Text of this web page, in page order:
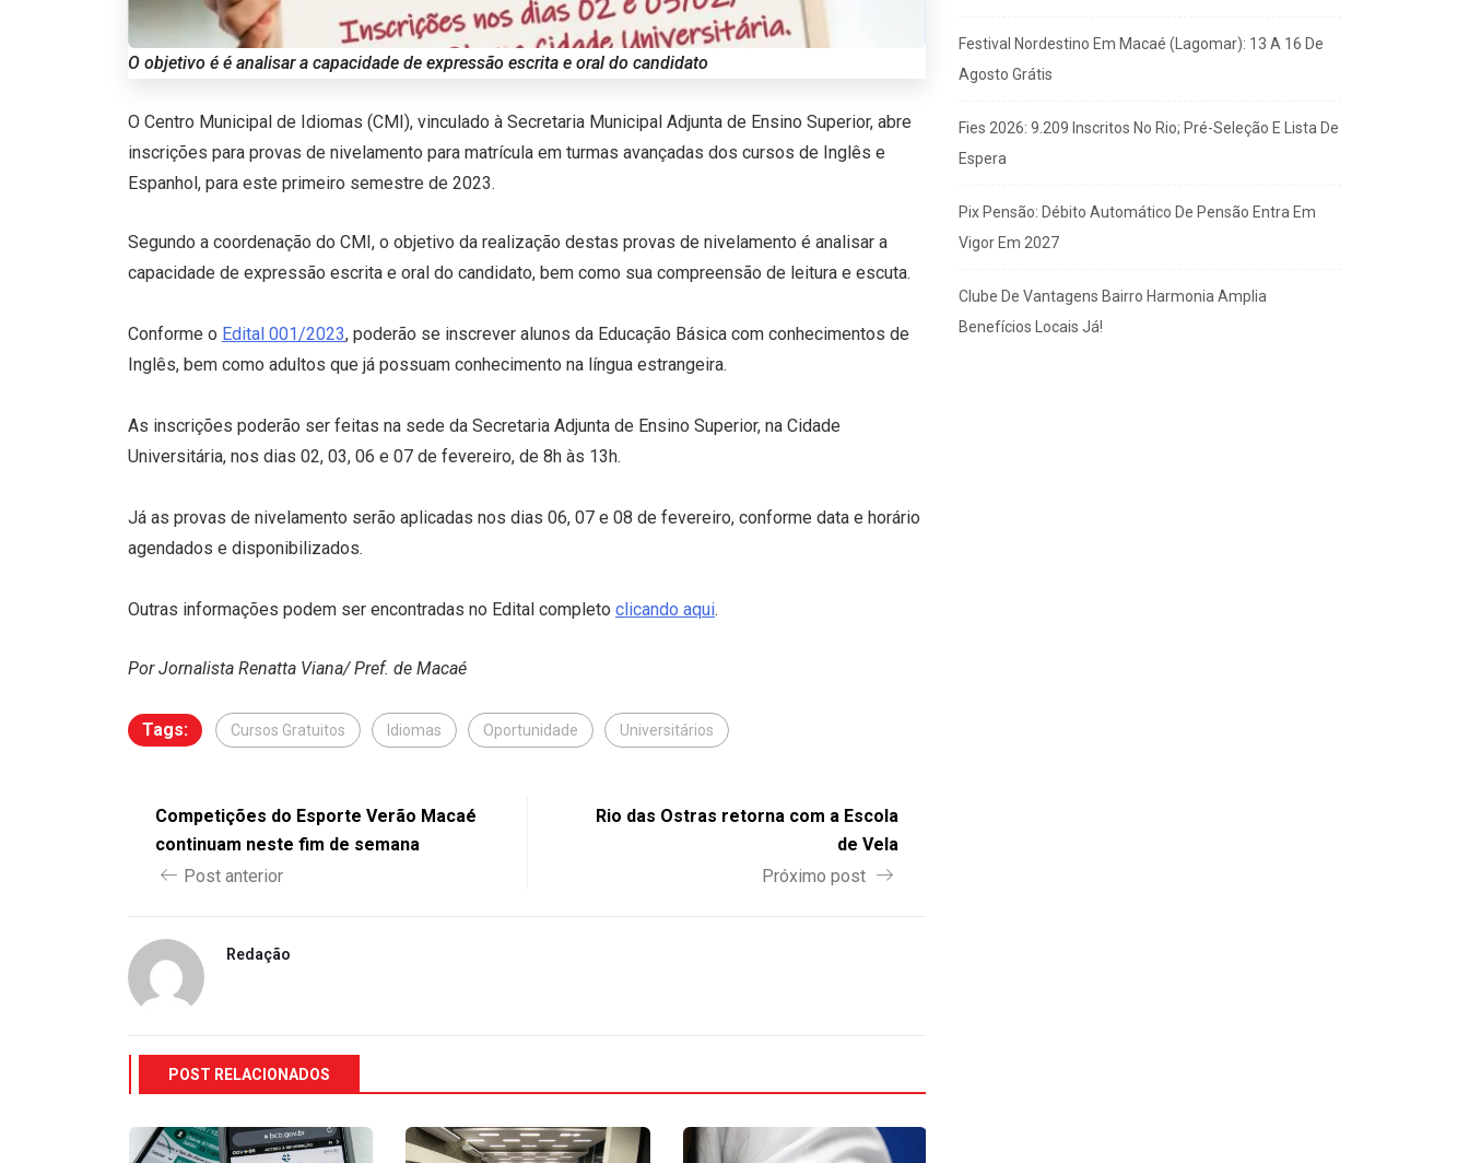
O objetivo é é analisar a capacidade de expressão escrita e oral do candidato
O Centro Municipal de Idiomas (CMI), vinculado à Secretaria Municipal Adjunta de Ensino Superior, abre
inscrições para provas de nivelamento para matrícula em turmas avançadas dos cursos de Inglês e
Espanhol, para este primeiro semestre de 2023.
Segundo a coordenação do CMI, o objetivo da realização destas provas de nivelamento é analisar a
capacidade de expressão escrita e oral do candidato, bem como sua compreensão de leitura e escuta.
Conforme o Edital 001/2023, poderão se inscrever alunos da Educação Básica com conhecimentos de
Inglês, bem como adultos que já possuam conhecimento na língua estrangeira.
As inscrições poderão ser feitas na sede da Secretaria Adjunta de Ensino Superior, na Cidade
Universitária, nos dias 02, 03, 06 e 07 de fevereiro, de 8h às 13h.
Já as provas de nivelamento serão aplicadas nos dias 06, 07 e 08 de fevereiro, conforme data e horário
agendados e disponibilizados.
Outras informações podem ser encontradas no Edital completo clicando aqui.
Por Jornalista Renatta Viana/ Pref. de Macaé
Tags: Cursos Gratuitos Idiomas Oportunidade Universitários
Competições do Esporte Verão Macaé
continuam neste fim de semana
Post anterior
Rio das Ostras retorna com a Escola
de Vela
Próximo post
Redação
POST RELACIONADOS
Festival Nordestino Em Macaé (Lagomar): 13 A 16 De
Agosto Grátis
Fies 2026: 9.209 Inscritos No Rio; Pré-Seleção E Lista De
Espera
Pix Pensão: Débito Automático De Pensão Entra Em
Vigor Em 2027
Clube De Vantagens Bairro Harmonia Amplia
Benefícios Locais Já!